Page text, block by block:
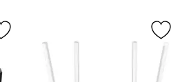
Markera cudy Wi-Fi Router